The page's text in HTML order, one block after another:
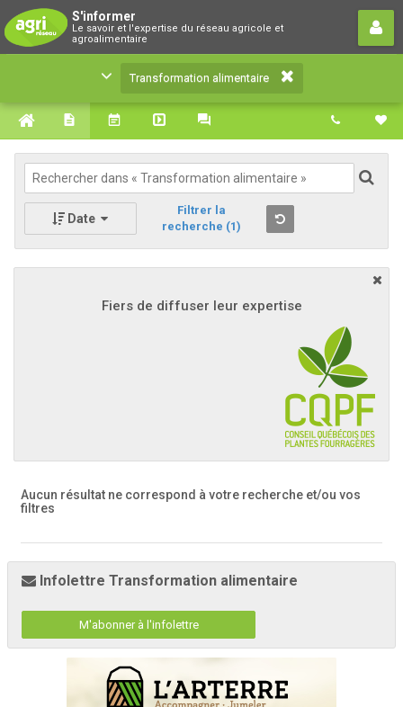
S'informer
Le savoir et l'expertise du réseau agricole et
agroalimentaire
Transformation alimentaire
Le savoir et l'expertise du réseau agricole et
agroalimentaire
Transformation alimentaire
Date
Filtrer la
recherche (1)
Fiers de diffuser leur expertise
Aucun résultat ne correspond à votre recherche et/ou vos
filtres
Infolettre Transformation alimentaire
M'abonner à l'infolettre